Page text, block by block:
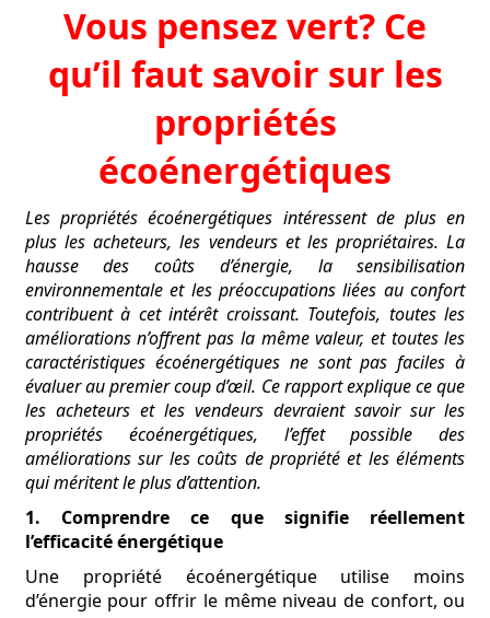
Vous pensez vert? Ce
qu’il faut savoir sur les
propriétés
écoénergétiques
Les propriétés écoénergétiques intéressent de plus en
plus les acheteurs, les vendeurs et les propriétaires. La
hausse des coûts d’énergie, la sensibilisation
environnementale et les préoccupations liées au confort
contribuent à cet intérêt croissant. Toutefois, toutes les
améliorations n’offrent pas la même valeur, et toutes les
caractéristiques écoénergétiques ne sont pas faciles à
évaluer au premier coup d’œil. Ce rapport explique ce que
les acheteurs et les vendeurs devraient savoir sur les
propriétés écoénergétiques, l’effet possible des
améliorations sur les coûts de propriété et les éléments
qui méritent le plus d’attention.
1. Comprendre ce que signifie réellement
l’efficacité énergétique
Une propriété écoénergétique utilise moins
d’énergie pour offrir le même niveau de confort, ou